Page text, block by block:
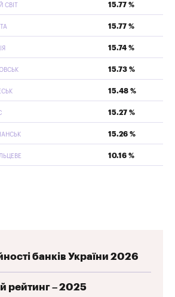
СВІТ 15.77 %
15.77 %
15.74 %
15.73 %
15.48 %
15.27 %
15.26 %
10.16 %
банків України 2026
рейтинг – 2025